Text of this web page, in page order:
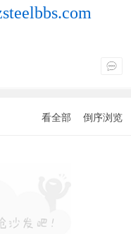
看全部 倒序浏览